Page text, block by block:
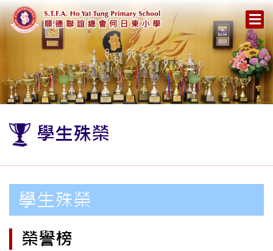
學生殊榮
學生殊榮
榮譽榜